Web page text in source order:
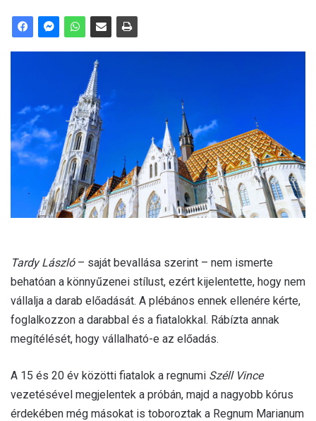
n
a
n
e
m
a
i
l
Tardy László– saját bevallása szerint – nem ismerte
behatóan a könnyűzenei stílust, ezért kijelentette, hogy nem
vállalja a darab előadását. A plébános ennek ellenére kérte,
foglalkozzon a darabbal és a fiatalokkal. Rábízta annak
megítélését, hogy vállalható-e az előadás.
A 15 és 20 év közötti fiatalok a regnumi Széll Vince
vezetésével megjelentek a próbán, majd a nagyobb kórus
érdekében még másokat is toboroztak a Regnum Marianum